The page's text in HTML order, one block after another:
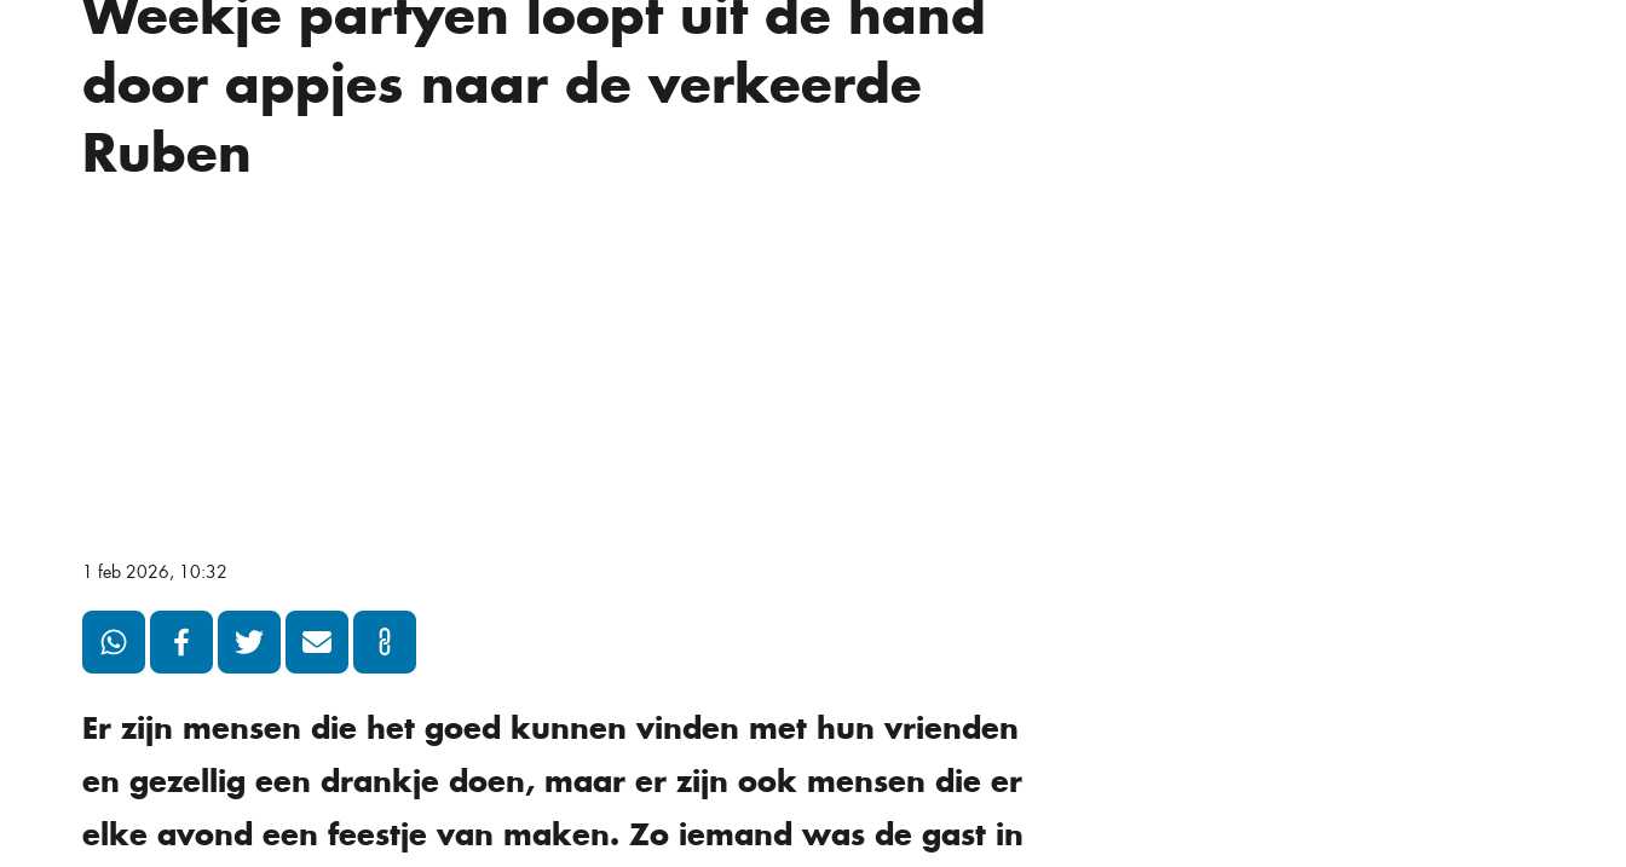
Weekje partyen loopt uit de hand
door appjes naar de verkeerde
Ruben
1 feb 2026, 10:32
Er zijn mensen die het goed kunnen vinden met hun vrienden
en gezellig een drankje doen, maar er zijn ook mensen die er
elke avond een feestje van maken. Zo iemand was de gast in